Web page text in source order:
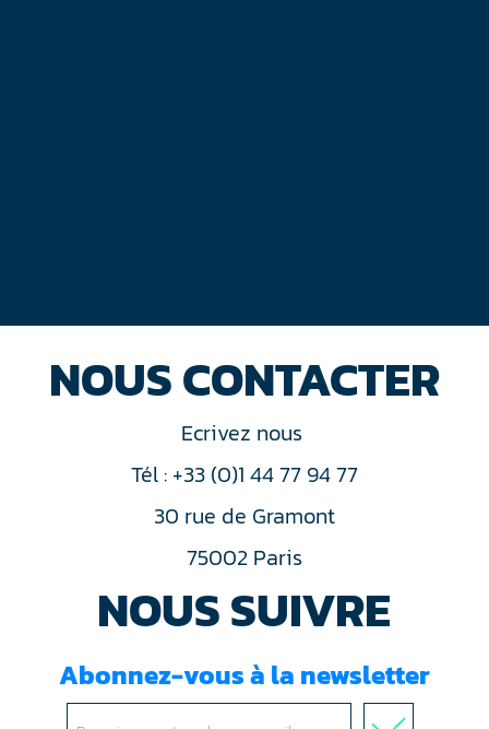
NOUS CONTACTER
Ecrivez nous
Tél : +33 (0)1 44 77 94 77
30 rue de Gramont
75002 Paris
NOUS SUIVRE
Abonnez-vous à la newsletter